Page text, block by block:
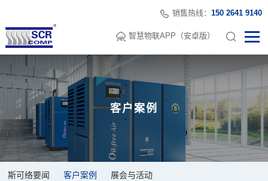
销售热线： 150 2641 9140
智慧物联APP（安卓版）
客户案例
斯可络要闻 客户案例 展会与活动